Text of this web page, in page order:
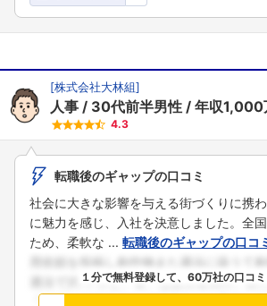
[株式会社大林組]
人事 30代前半男性 年収1,000
4.3
転職後のギャップの口コミ
社会に大きな影響を与える街づくりに携
に魅力を感じ、入社を決意しました。全
ため、柔軟な ... 転職後のギャップの口コ
１分で無料登録して、60万社の口コ